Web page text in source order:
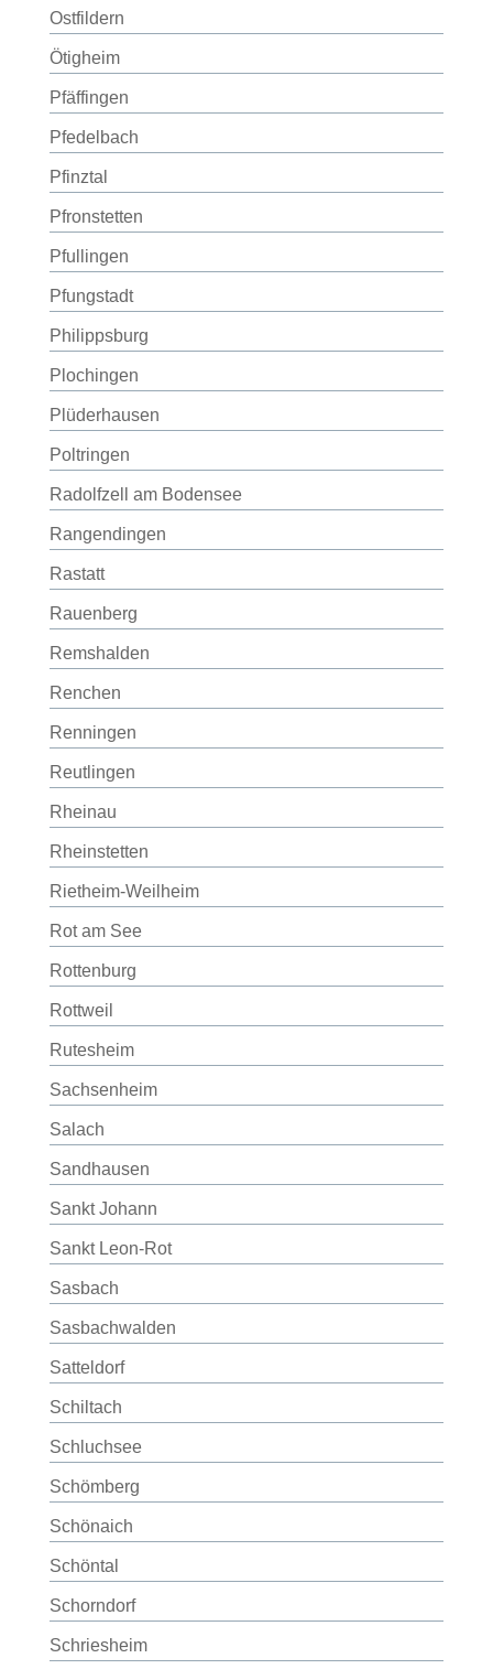
Ostfildern
Ötigheim
Pfäffingen
Pfedelbach
Pfinztal
Pfronstetten
Pfullingen
Pfungstadt
Philippsburg
Plochingen
Plüderhausen
Poltringen
Radolfzell am Bodensee
Rangendingen
Rastatt
Rauenberg
Remshalden
Renchen
Renningen
Reutlingen
Rheinau
Rheinstetten
Rietheim-Weilheim
Rot am See
Rottenburg
Rottweil
Rutesheim
Sachsenheim
Salach
Sandhausen
Sankt Johann
Sankt Leon-Rot
Sasbach
Sasbachwalden
Satteldorf
Schiltach
Schluchsee
Schömberg
Schönaich
Schöntal
Schorndorf
Schriesheim